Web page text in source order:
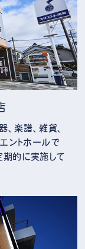
楽譜、雑貨、
ントホールで
期的に実施して